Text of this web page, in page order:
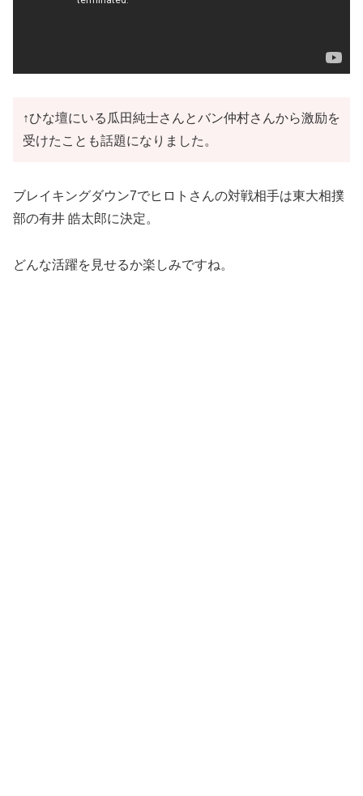
↑ひな壇にいる瓜田純士さんとバン仲村さんから激励を
受けたことも話題になりました。
ブレイキングダウン7でヒロトさんの対戦相手は東大相撲
部の有井 皓太郎に決定。
どんな活躍を見せるか楽しみですね。